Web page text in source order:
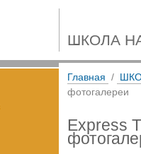
ШКОЛА
Главная /
фотогалереи
Express